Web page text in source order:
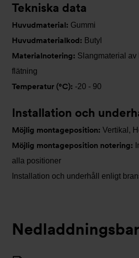
Tekniska data
Huvudmaterial: Gummi
Huvudmaterialkod: Butyl
Materialnotering: Slangmaterial av
flätning
Temperatur (°C): -20 - 90
Installation och
Möjlig montageposition: Vertikal,
Möjlig montageposition notering:
alla positioner
Installation och underhåll enligt